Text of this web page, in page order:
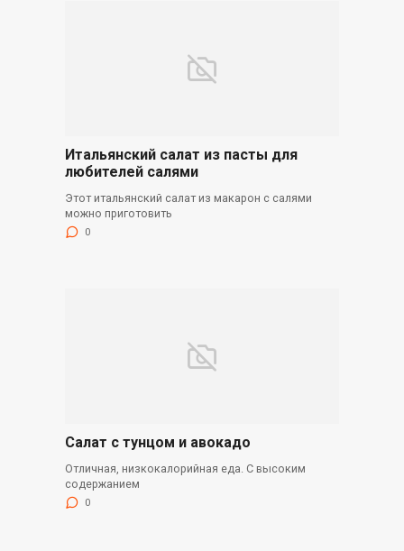
Итальянский салат из пасты для
любителей салями
Этот итальянский салат из макарон с салями
можно приготовить
0
Салат с тунцом и авокадо
Отличная, низкокалорийная еда. С высоким
содержанием
0